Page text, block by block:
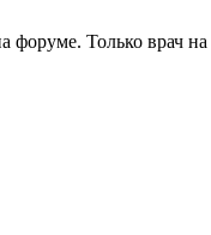
форуме. Только врач